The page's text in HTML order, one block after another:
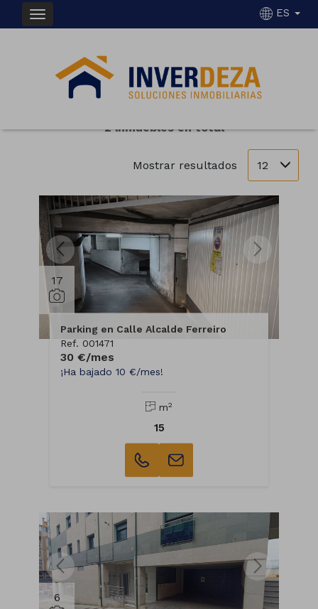
ES
INMUEBLES EN ALQUILER EN LALÍN
Filtrar Ordenar
2 inmuebles en total
Mostrar resultados 12
17
Parking en Calle Alcalde Ferreiro
Ref. 001471
30 €/mes
¡Ha bajado 10 €/mes!
m2
15
6